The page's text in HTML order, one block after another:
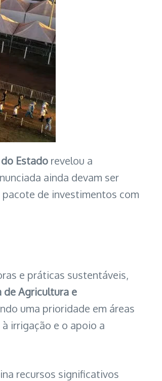
Estado revelou a
ainda devam ser
de investimentos com
e práticas sustentáveis,
de Agricultura e
uma prioridade em áreas
irrigação e o apoio a
recursos significativos